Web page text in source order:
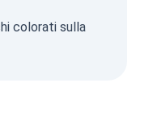
colorati sulla